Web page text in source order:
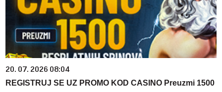
20. 07. 2026 08:04
REGISTRUJ SE UZ PROMO KOD CASINO Preuzmi 1500